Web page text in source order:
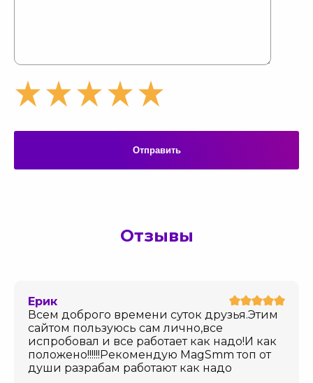
Отправить
Отзывы
Ерик
Всем доброго времени суток друзья.Этим
сайтом пользуюсь сам лично,все
испробовал и все работает как надо!И как
положено!!!!!!Рекомендую MagSmm топ от
души разрабам работают как надо